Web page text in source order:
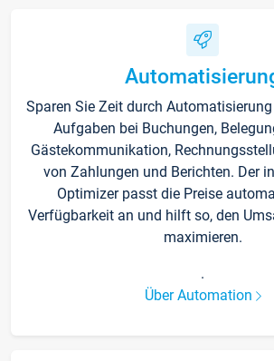
Sparen Sie Zeit durch
Aufgaben bei Buchungen,
Gästekommunikation,
von Zahlungen und Berichten. Der
Optimizer passt die Preise
Verfügbarkeit an und hilft so, den
maximieren.
.
Über Automation